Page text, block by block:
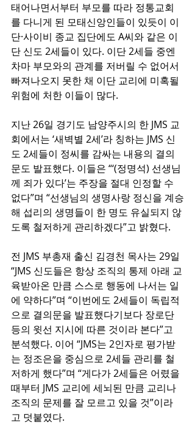
태어나면서부터 부모를 따라 정통교회
를 다니게 된 모태신앙인들이 있듯이 이
단·사이비 종교 집단에도 A씨와 같은 이
단 신도 2세들이 있다. 이단 2세들 중엔
차마 부모와의 관계를 저버릴 수 없어서
빠져나오지 못한 채 이단 교리에 미혹될
위험에 처한 이들이 많다.
지난 26일 경기도 남양주시의 한 JMS 교
회에서는 ‘새벽별 2세’라 칭하는 JMS 신
도 2세들이 정씨를 감싸는 내용의 결의
문도 발표했다. 이들은 “‘(정명석) 선생님
께 죄가 있다’는 주장을 절대 인정할 수
없다”며 “선생님의 생명사랑 정신을 계승
해 섭리의 생명들이 한 명도 유실되지 않
도록 철저하게 관리하겠다”고 밝혔다.
전 JMS 부총재 출신 김경천 목사는 29일
“JMS 신도들은 항상 조직의 통제 아래 교
육받아온 만큼 스스로 행동에 나서는 일
에 약하다”며 “이번에도 2세들이 독립적
으로 결의문을 발표했다기보다 장로단
등의 윗선 지시에 따른 것이라 본다”고
분석했다. 이어 “JMS는 2인자로 평가받
는 정조은을 중심으로 2세들 관리를 철
저하게 했다”며 “게다가 2세들은 어렸을
때부터 JMS 교리에 세뇌된 만큼 교리나
조직의 문제를 잘 모르고 있을 것”이라
고 덧붙였다.